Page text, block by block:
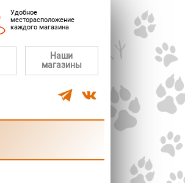
Удобное
месторасположение
каждого магазина
Наши
магазины